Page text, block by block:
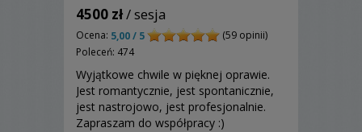
4500 zł/ sesja
Ocena: 5,00 / 5
(59 opinii)
Poleceń: 474
Wyjątkowe chwile w pięknej oprawie.
Jest romantycznie, jest spontanicznie,
jest nastrojowo, jest profesjonalnie.
Zapraszam do współpracy :)